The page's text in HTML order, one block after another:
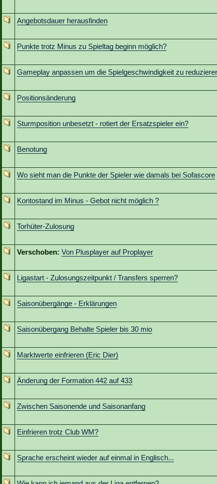
Angebotsdauer herausfinden
Punkte trotz Minus zu Spieltag beginn möglich?
Gameplay anpassen um die Spielgeschwindigkeit zu
Positionsänderung
Sturmposition unbesetzt - rotiert der Ersatzspieler ein?
Benotung
Wo sieht man die Punkte der Spieler wie damals bei Sofascore
Kontostand im Minus - Gebot nicht möglich ?
Torhüter-Zulosung
Verschoben: Von Plusplayer auf Proplayer
Ligastart - Zulosungszeitpunkt / Transfers sperren?
Saisonübergänge - Erklärungen
Saisonübergang Behalte Spieler bis 30 mio
Marktwerte einfrieren (Eric Dier)
Änderung der Formation 442 auf 433
Zwischen Saisonende und Saisonanfang
Einfrieren trotz Club WM?
Sprache erscheint wieder auf einmal in Englisch...